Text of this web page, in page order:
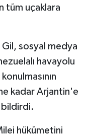
tüm uçaklara
Gil, sosyal medya
havayolu
kadar Arjantin'e
bildirdi.
hükümetini